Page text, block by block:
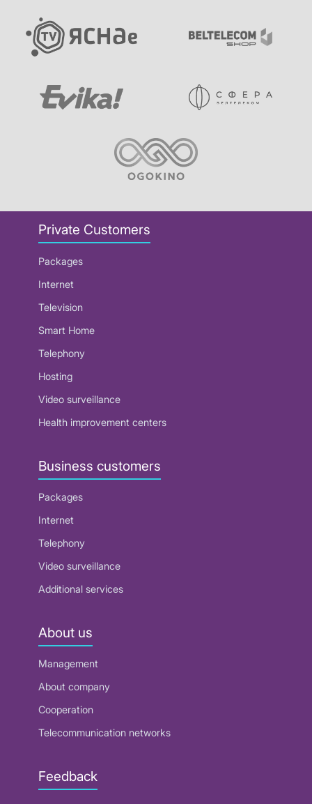
Private Customers
Packages
Internet
Television
Smart Home
Telephony
Hosting
Video surveillance
Health improvement centers
Business customers
Packages
Internet
Telephony
Video surveillance
Additional services
About us
Management
About company
Cooperation
Telecommunication networks
Feedback